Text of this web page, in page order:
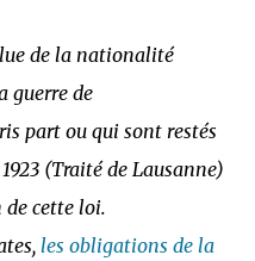
de la nationalité
guerre de
part ou qui sont restés
(Traité de Lausanne)
cette loi.
les obligations de la